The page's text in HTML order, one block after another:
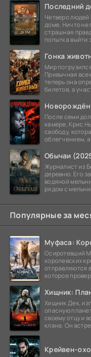
Последний
Четверо
доме. Ничто не
страшная
попытка выйти
Гонка
Мир
Привычная
теперь она
билетов, а
После семи
камере, Крис
свободу,
облегчением,
Обычаи
Журналист из
деревню. Его
водяной
рядом с
Популярные за
Муфаса:
Осиротевший
королевских
отправляются
которое
Хищник:
Хищник Дек,
опасную
своему отцу и
клана. Он
Крейвен-